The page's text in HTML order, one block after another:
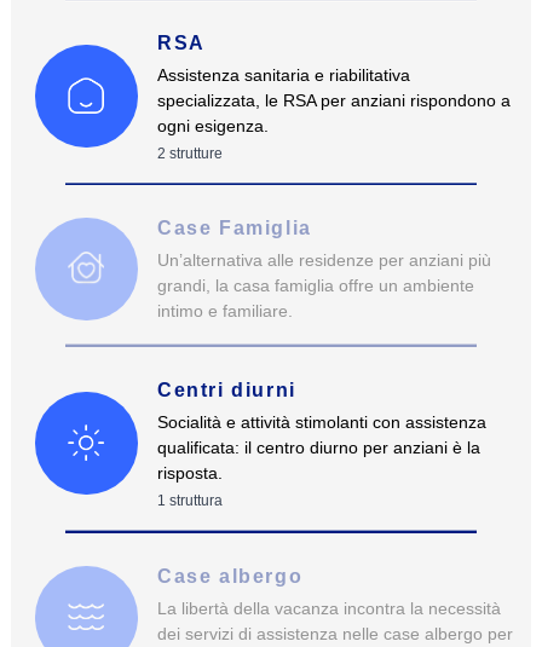
RSA
Assistenza sanitaria e riabilitativa
specializzata, le RSA per anziani rispondono a
ogni esigenza.
2 strutture
Case Famiglia
Un’alternativa alle residenze per anziani più
grandi, la casa famiglia offre un ambiente
intimo e familiare.
Centri diurni
Socialità e attività stimolanti con assistenza
qualificata: il centro diurno per anziani è la
risposta.
1 struttura
Case albergo
La libertà della vacanza incontra la necessità
dei servizi di assistenza nelle case albergo per